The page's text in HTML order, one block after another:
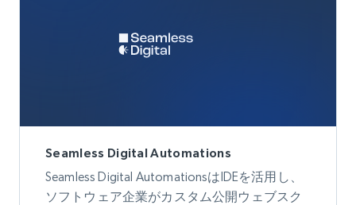
Seamless Digital Automations
Seamless Digital AutomationsはIDEを活用し、
ソフトウェア企業がカスタム公開ウェブスク